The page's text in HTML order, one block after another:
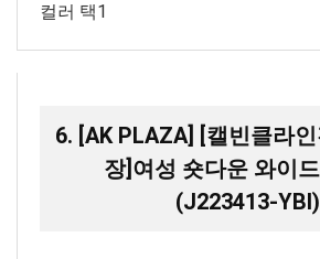
컬러 택1
6. [AK PLAZA] [캘빈클라
장]여성 숏다운 와이
(J223413-YBI)